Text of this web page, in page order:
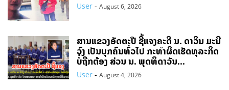
User - August 6, 2026
ສານແຂວງອັດຕະປື ຊີ້ແຈງຄະດີ ນ. ດາວິນ ມະນີ
ວົງ ເປັນບຸກຄົນທົ່ວໄປ ກະທຳຜິດເຮັດທຸລະກິດ
ບໍ່ຖືກຕ້ອງ ສ່ວນ ນ. ພຸດທິດາວັນ...
User - August 4, 2026